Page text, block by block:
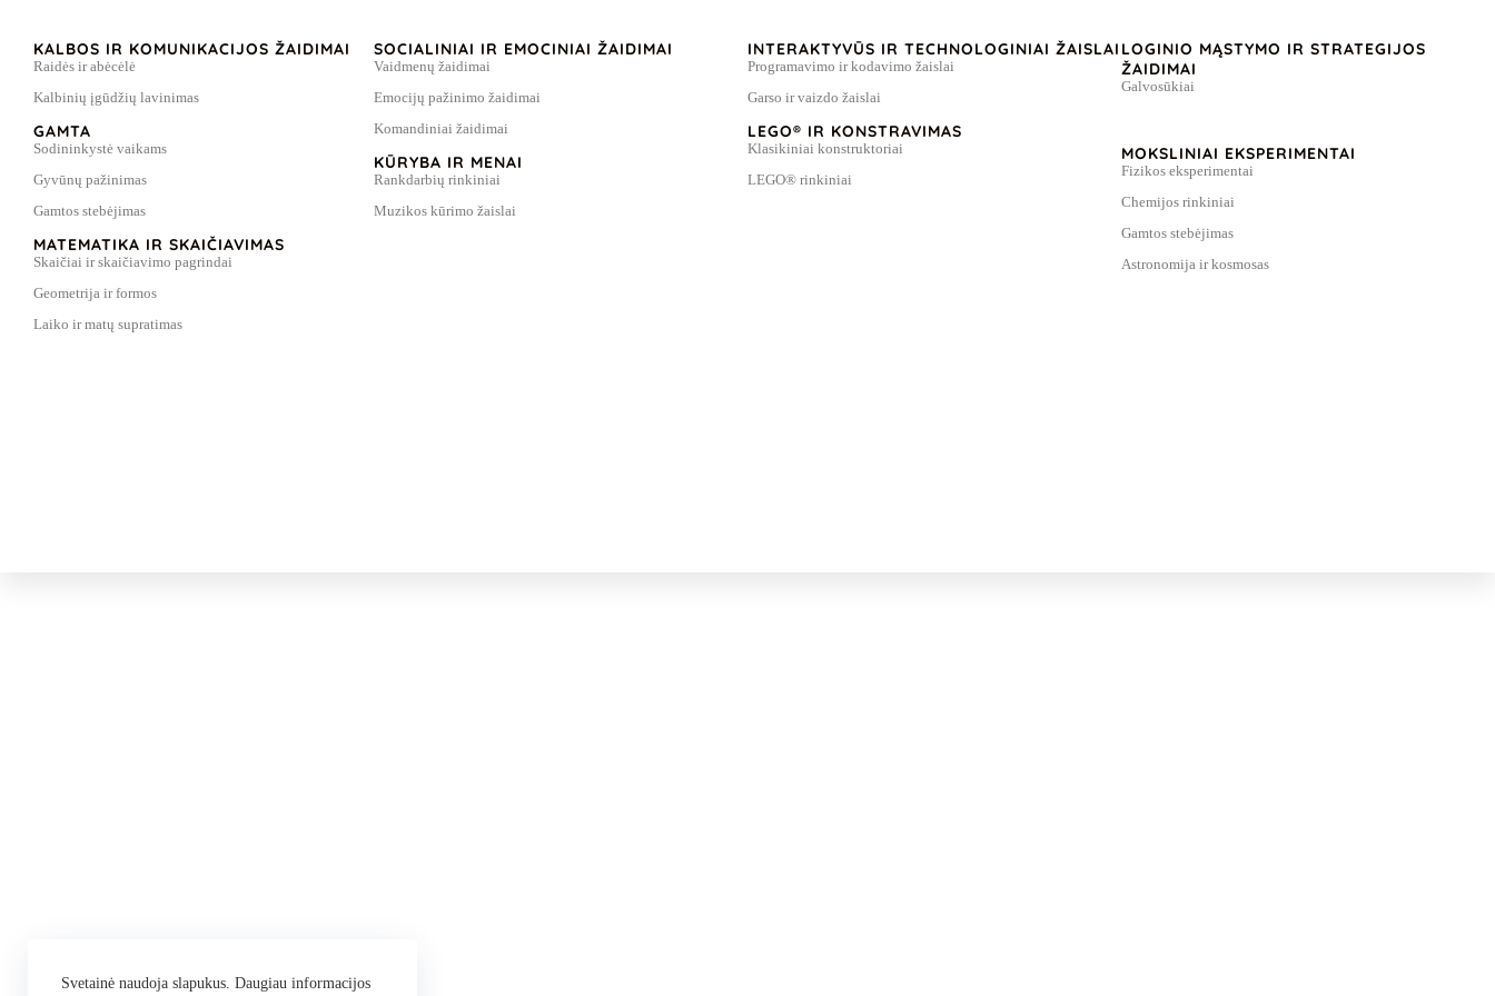
Svetainė naudoja slapukus. Daugiau informacijos
KALBOS IR KOMUNIKACIJOS ŽAIDIMAI
Raidės ir abėcėlė
Kalbinių įgūdžių lavinimas
GAMTA
Sodininkystė vaikams
Gyvūnų pažinimas
Gamtos stebėjimas
MATEMATIKA IR SKAIČIAVIMAS
Skaičiai ir skaičiavimo pagrindai
Geometrija ir formos
Laiko ir matų supratimas
SOCIALINIAI IR EMOCINIAI ŽAIDIMAI
Vaidmenų žaidimai
Emocijų pažinimo žaidimai
Komandiniai žaidimai
KŪRYBA IR MENAI
Rankdarbių rinkiniai
Muzikos kūrimo žaislai
INTERAKTYVŪS IR TECHNOLOGINIAI ŽAISLAI
Programavimo ir kodavimo žaislai
Garso ir vaizdo žaislai
LEGO® IR KONSTRAVIMAS
Klasikiniai konstruktoriai
LEGO® rinkiniai
LOGINIO MĄSTYMO IR STRATEGIJOS
ŽAIDIMAI
Galvosūkiai
MOKSLINIAI EKSPERIMENTAI
Fizikos eksperimentai
Chemijos rinkiniai
Gamtos stebėjimas
Astronomija ir kosmosas